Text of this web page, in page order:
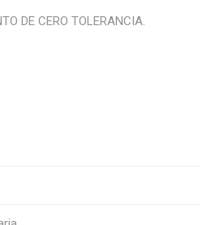
DE CERO TOLERANCIA.